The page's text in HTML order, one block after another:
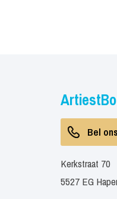
Bel
Kerkstraat 70
5527 EG